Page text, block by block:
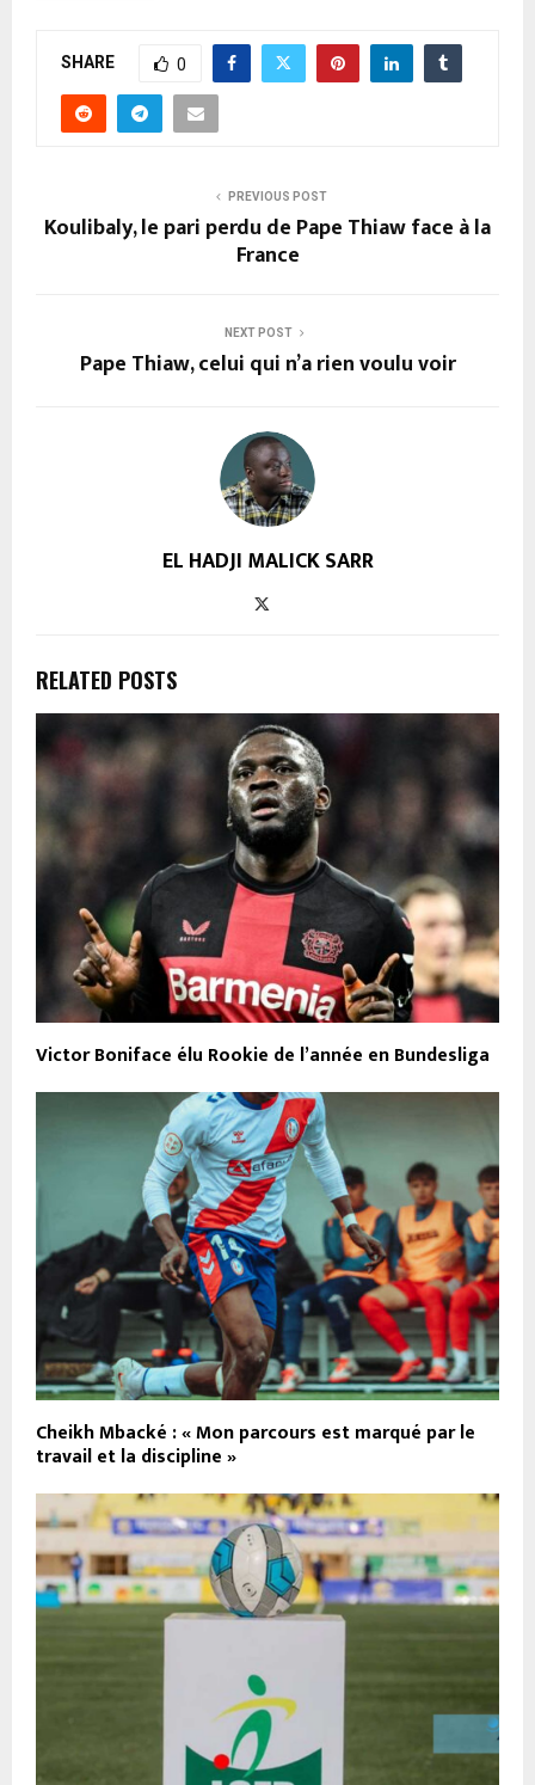
SHARE 0
PREVIOUS POST
Koulibaly, le pari perdu de Pape Thiaw face à la
France
NEXT POST
Pape Thiaw, celui qui n’a rien voulu voir
EL HADJI MALICK SARR
RELATED POSTS
Victor Boniface élu Rookie de l’année en Bundesliga
Cheikh Mbacké : « Mon parcours est marqué par le
travail et la discipline »